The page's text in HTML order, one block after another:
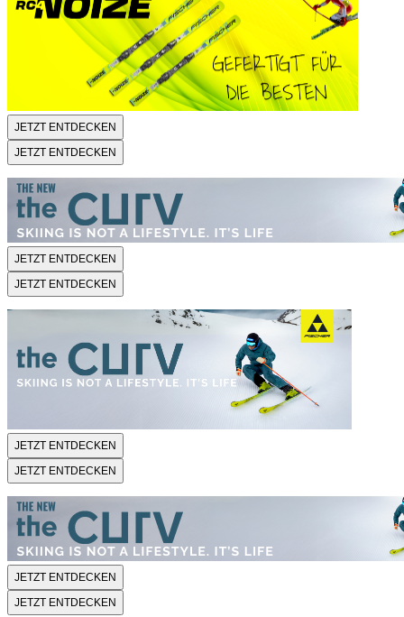
JETZT ENTDECKEN
JETZT ENTDECKEN
JETZT ENTDECKEN
JETZT ENTDECKEN
JETZT ENTDECKEN
JETZT ENTDECKEN
JETZT ENTDECKEN
JETZT ENTDECKEN